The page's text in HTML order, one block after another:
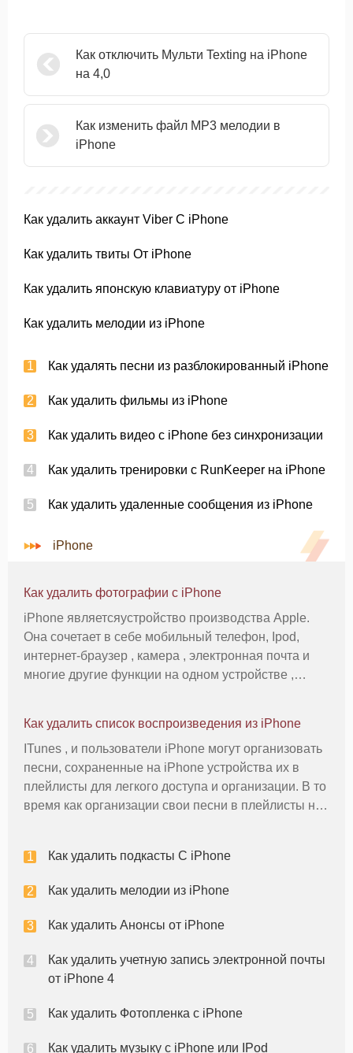
Как отключить Мульти Texting на iPhone
на 4,0
Как изменить файл MP3 мелодии в
iPhone
Как удалить аккаунт Viber С iPhone
Как удалить твиты От iPhone
Как удалить японскую клавиатуру от iPhone
Как удалить мелодии из iPhone
Как удалять песни из разблокированный iPhone
Как удалить фильмы из iPhone
Как удалить видео с iPhone без синхронизации
Как удалить тренировки с RunKeeper на iPhone
Как удалить удаленные сообщения из iPhone
iPhone
Как удалить фотографии с iPhone
iPhone являетсяустройство производства Apple.
Она сочетает в себе мобильный телефон, Ipod,
интернет-браузер , камера , электронная почта и
многие другие функции на одном устройстве ,
принимать еще фотографии или
Как удалить список воспроизведения из iPhone
ITunes , и пользователи iPhone могут организовать
песни, сохраненные на iPhone устройства их в
плейлисты для легкого доступа и организации. В то
время как организации свои песни в плейлисты не
или ваши катег
Как удалить подкасты С iPhone
Как удалить мелодии из iPhone
Как удалить Анонсы от iPhone
Как удалить учетную запись электронной почты
от iPhone 4
Как удалить Фотопленка с iPhone
Как удалить музыку с iPhone или IPod